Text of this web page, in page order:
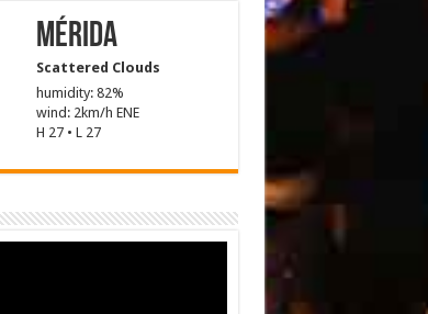
Mérida
Scattered Clouds
humidity: 82%
wind: 2km/h ENE
H 27 • L 27